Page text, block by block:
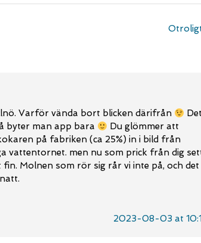
Varför vända bort blicken därifrån
Det
byter man app bara
Du glömmer att
på fabriken (ca 25%) in i bild från
vattentornet. men nu som prick från dig
Molnen som rör sig rår vi inte på, och det
2023-08-03 at